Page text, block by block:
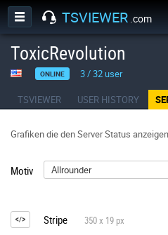
TSVIEWER .com
ToxicRevolution
ONLINE 3/32user
TSVIEWER USER HISTORY
Grafiken die den Server Status
Motiv
Stripe 350 x 19 px